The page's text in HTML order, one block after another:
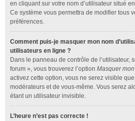
en cliquant sur votre nom d’utilisateur situé
Ce système vous permettra de modifier tous
préférences.
Comment puis-je masquer mon nom
utilisateurs en ligne ?
Dans le panneau de contrôle de l’utilisateur,
forum », vous trouverez l’option Masquer
activez cette option, vous ne serez visible
modérateurs et de vous-même. Vous serez
étant un utilisateur invisible.
L’heure n’est pas correcte !